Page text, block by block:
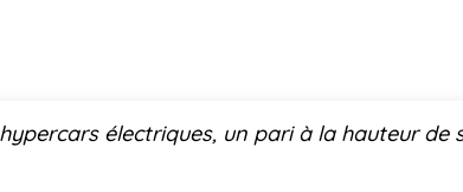
électriques, un pari à la hauteur de